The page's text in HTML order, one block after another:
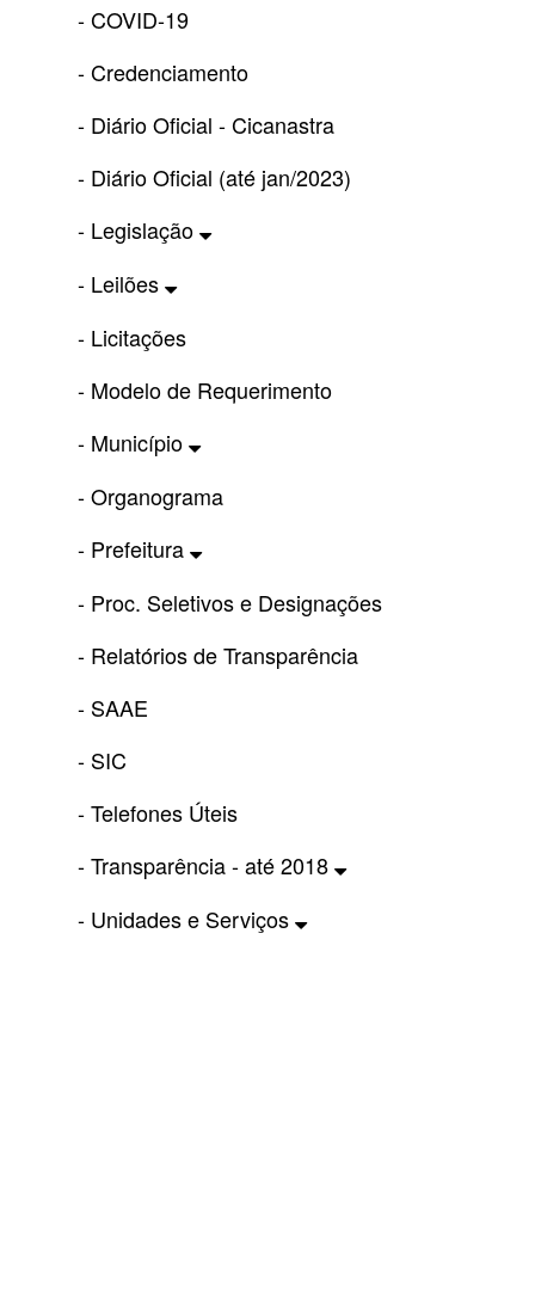
- COVID-19
- Credenciamento
- Diário Oficial - Cicanastra
- Diário Oficial (até jan/2023)
- Legislação
- Leilões
- Licitações
- Modelo de Requerimento
- Município
- Organograma
- Prefeitura
- Proc. Seletivos e Designações
- Relatórios de Transparência
- SAAE
- SIC
- Telefones Úteis
- Transparência - até 2018
- Unidades e Serviços